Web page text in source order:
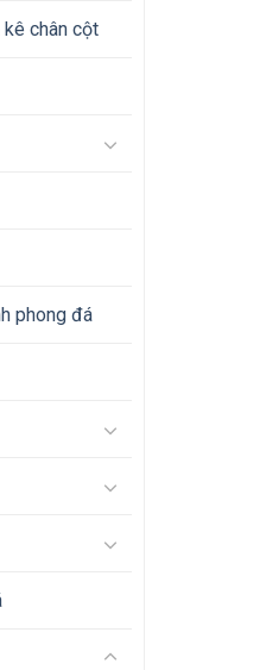
chân cột
phong đá